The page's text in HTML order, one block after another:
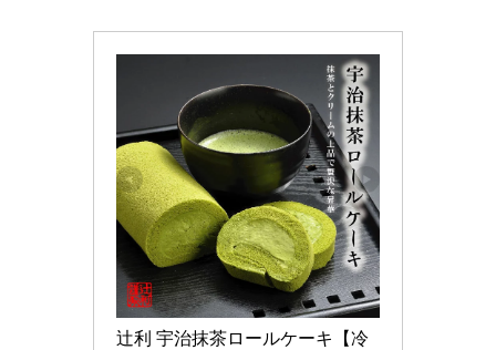
辻利 宇治抹茶ロールケーキ【冷